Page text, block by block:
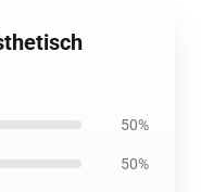
50%
50%